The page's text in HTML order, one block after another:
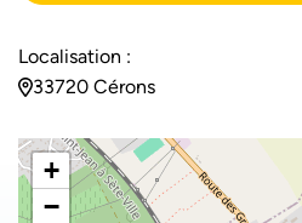
Localisation :
33720 Cérons
+
−